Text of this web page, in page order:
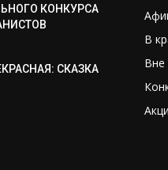
КОНКУРСА
СКАЗКА
В